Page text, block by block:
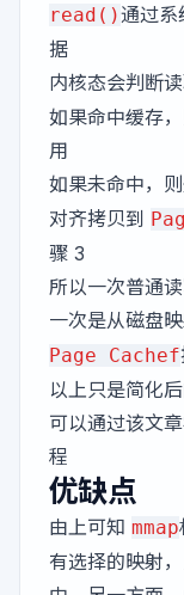
read()通过系
据
内核态会判断
如果命中缓存
用
如果未命中，
对齐拷贝到
骤 3
所以一次普通
一次是从磁盘
Page Cachef
以上只是简化
可以通过该文
程
优缺点
由上可知 mmap
有选择的映射